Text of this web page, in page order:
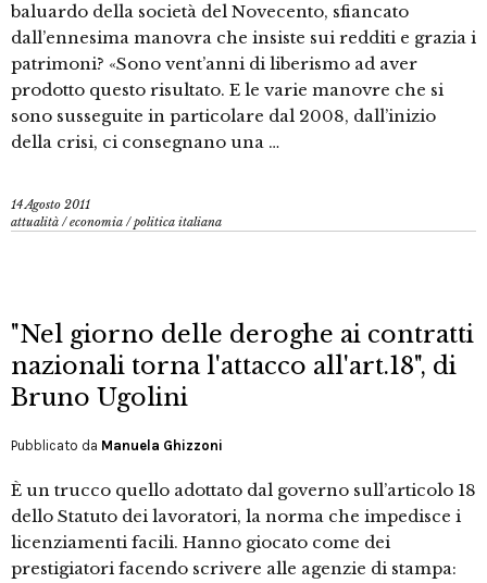
baluardo della società del Novecento, sfiancato
dall’ennesima manovra che insiste sui redditi e grazia i
patrimoni? «Sono vent’anni di liberismo ad aver
prodotto questo risultato. E le varie manovre che si
sono susseguite in particolare dal 2008, dall’inizio
della crisi, ci consegnano una …
14 Agosto 2011
attualità /economia /politica italiana
"Nel giorno delle deroghe ai contratti
nazionali torna l'attacco all'art.18", di
Bruno Ugolini
Pubblicato da Manuela Ghizzoni
È un trucco quello adottato dal governo sull’articolo 18
dello Statuto dei lavoratori, la norma che impedisce i
licenziamenti facili. Hanno giocato come dei
prestigiatori facendo scrivere alle agenzie di stampa: